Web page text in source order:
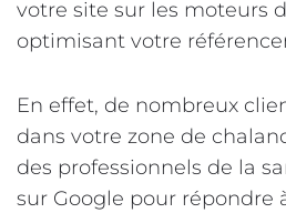
votre site sur les moteurs
optimisant votre
En effet, de nombreux
dans votre zone de
des professionnels de la
sur Google pour répondre